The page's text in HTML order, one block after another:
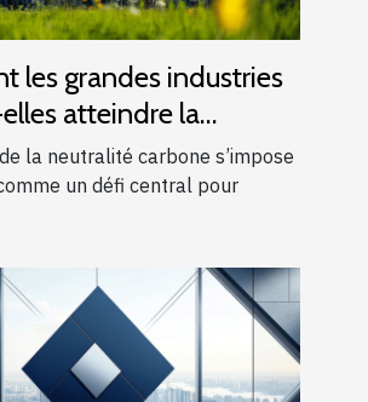
les grandes industries
atteindre la
carbone ?
la neutralité carbone s’impose
un défi central pour